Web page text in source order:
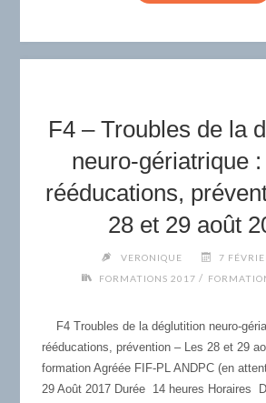
–
LES
24,25
2017"
F4 – Troubles de la
neuro-gériatrique
rééducations,
28 et 29 août
VERONIQUE
7
FORMATIONS 2017 /
F4 Troubles de la déglutition neuro-
rééducations, prévention – Les 28 et 29
formation Agréée FIF-PL ANDPC (en
29 Août 2017 Durée 14 heures Horaires